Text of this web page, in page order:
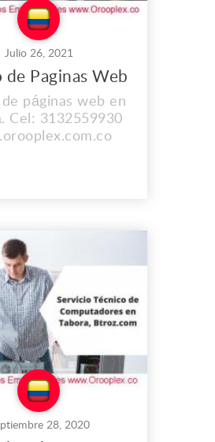
Julio 26, 2021
de Paginas Web
páginas web en
Cel: 3132559930
28, 2020